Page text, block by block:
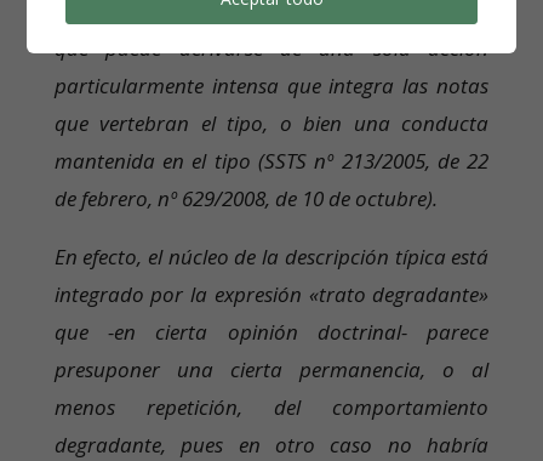
con el tipo- en la intensidad de la violación, lo
que puede derivarse de una sola acción
particularmente intensa que integra las notas
que vertebran el tipo, o bien una conducta
mantenida en el tipo (SSTS nº 213/2005, de 22
de febrero, nº 629/2008, de 10 de octubre).
En efecto, el núcleo de la descripción típica está
integrado por la expresión «trato degradante»
que -en cierta opinión doctrinal- parece
presuponer una cierta permanencia, o al
menos repetición, del comportamiento
degradante, pues en otro caso no habría